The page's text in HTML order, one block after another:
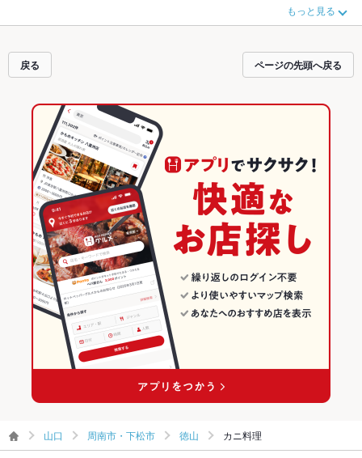
い。ホットペッパーグルメなら、お得なクーポンはもちろん、こだわりメニュ
ーからあげ、馬刺し、お茶漬けや季節のおすすめ料理など、お店の最新情報を
拡大中です。友達どうしの飲み会にも、会社の宴会にも、デートやパーティー
にもお得に便利にホットペッパーグルメをご利用ください。
もっと見る
戻る ページの先頭へ戻る
山口 周南市・下松市 徳山 カニ料理